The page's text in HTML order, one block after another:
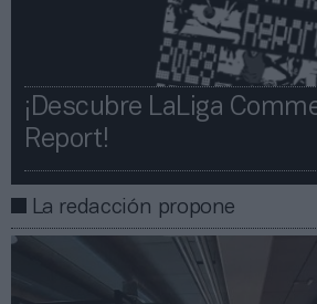
¡Descubre LaLiga
Report!​​
La redacción propone